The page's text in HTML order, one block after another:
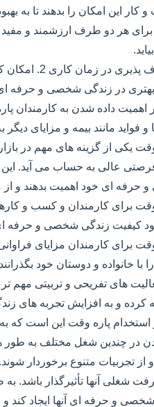
کار این امکان را بدهند تا به
هر دو طرف ارزشمند و
و فواید مانند بیمه و مزایای
وقت یکی از گزینه های مهم در
عالی به حساب می آید. این
ای خود اهمیت بدهند و از
وقت برای کارمندان و کسب و
کیفیت زندگی شخصی و حرفه
وقت برای کارمندان مزایای
با خانواده و دوستان خود
های تفریحی و تربیتی مهم
کرده و به افزایش تجربه های
پاره وقت این است که
در چندین شغل مختلف به طور
تجربیات متنوع برخوردار
شغلی آنها تأثیرگذار باشد.
و حرفه ای آنها ایجاد کند